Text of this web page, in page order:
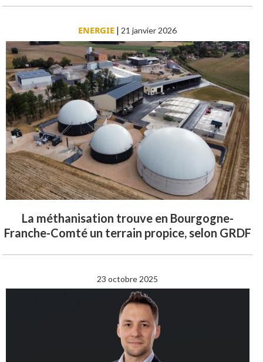
ENERGIE | 21 janvier 2026
La méthanisation trouve en Bourgogne-
Franche-Comté un terrain propice, selon GRDF
23 octobre 2025